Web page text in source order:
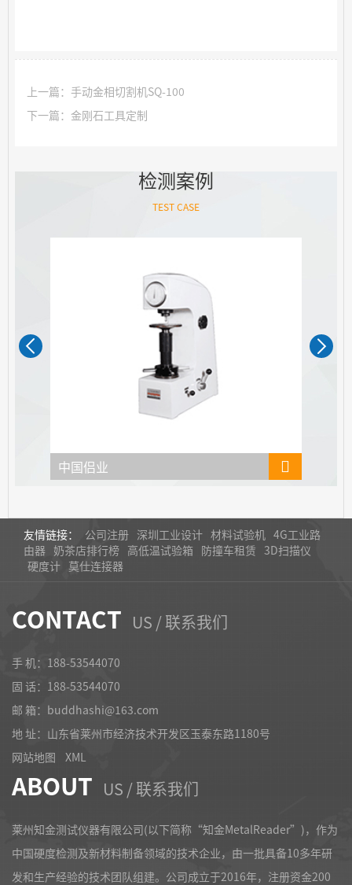
上一篇：手动金相切割机SQ-100
下一篇：金刚石工具定制
检测案例
TEST CASE
中国侣业
友情链接： 公司注册 深圳工业设计 材料试验机 4G工业路
由器 奶茶店排行榜 高低温试验箱 防撞车租赁 3D扫描仪
硬度计 莫仕连接器
CONTACT US / 联系我们
手 机：188-53544070
固 话： 188-53544070
邮 箱：buddhashi@163.com
地 址：山东省莱州市经济技术开发区玉泰东路1180号
网站地图
XML
ABOUT US / 联系我们
莱州知金测试仪器有限公司(以下简称“知金MetalReader”)，作为
中国硬度检测及新材料制备领域的技术企业，由一批具备10多年研
发和生产经验的技术团队组建。公司成立于2016年，注册资金200